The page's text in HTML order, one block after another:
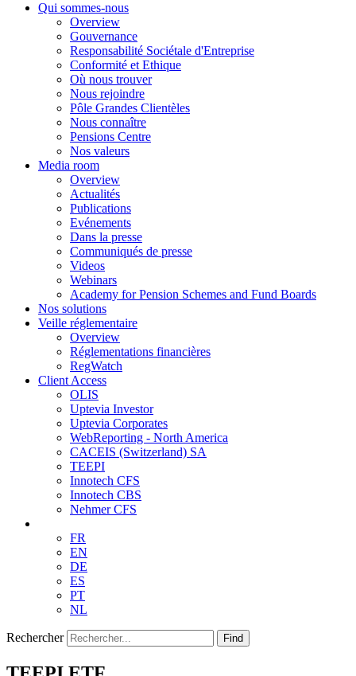
Qui sommes-nous
Overview
Gouvernance
Responsabilité Sociétale d'Entreprise
Conformité et Ethique
Où nous trouver
Nous rejoindre
Pôle Grandes Clientèles
Nous connaître
Pensions Centre
Nos valeurs
Media room
Overview
Actualités
Publications
Evénements
Dans la presse
Communiqués de presse
Videos
Webinars
Academy for Pension Schemes and Fund Boards
Nos solutions
Veille réglementaire
Overview
Réglementations financières
RegWatch
Client Access
OLIS
Uptevia Investor
Uptevia Corporates
WebReporting - North America
CACEIS (Switzerland) SA
TEEPI
Innotech CFS
Innotech CBS
Nehmer CFS
FR
EN
DE
ES
PT
NL
Rechercher Find